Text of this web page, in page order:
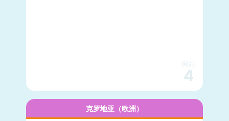
网站
4
克罗地亚（欧洲）